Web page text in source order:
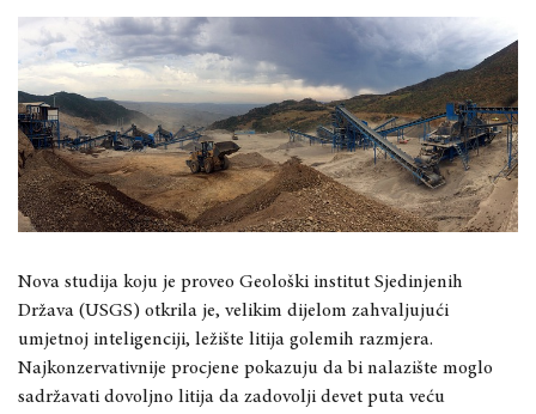
Nova studija koju je proveo Geološki institut Sjedinjenih
Država (USGS) otkrila je, velikim dijelom zahvaljujući
umjetnoj inteligenciji, ležište litija golemih razmjera.
Najkonzervativnije procjene pokazuju da bi nalazište moglo
sadržavati dovoljno litija da zadovolji devet puta veću